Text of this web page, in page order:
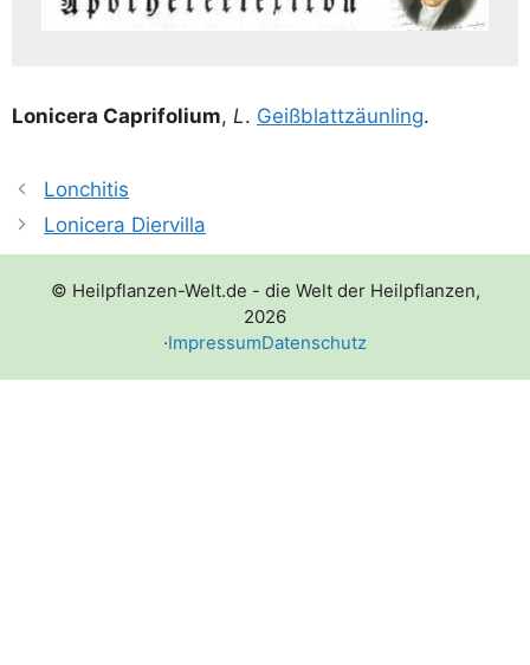
Loni­ce­ra Caprif­o­li­um, L. Geiß­blatt­zäun­ling.
Lonchitis
Lonicera Diervilla
© Heilpflanzen-Welt.de - die Welt der Heilpflanzen,
2026
·ImpressumDatenschutz